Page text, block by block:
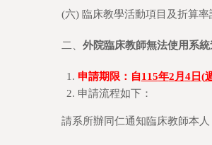
(六) 臨床教學活動項目及折算率
二、 外院臨床教師無法使用系統
申請期限：自115年2 月 4日(
申請流程如下：
請系所辦同仁通知臨床教師本